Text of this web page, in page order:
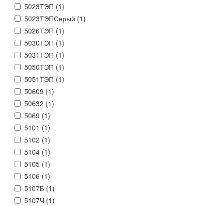
5023ТЭП (1)
5023ТЭПСерый (1)
5026ТЭП (1)
5030ТЭП (1)
5031ТЭП (1)
5050ТЭП (1)
5051ТЭП (1)
50609 (1)
50632 (1)
5069 (1)
5101 (1)
5102 (1)
5104 (1)
5105 (1)
5106 (1)
5107Б (1)
5107Ч (1)